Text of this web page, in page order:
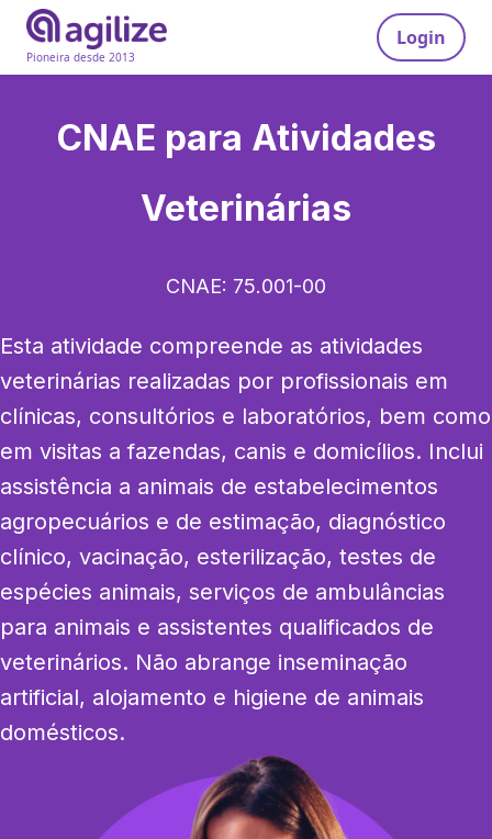
Pioneira desde 2013
Login
CNAE para Atividades
Veterinárias
CNAE: 75.001-00
Esta atividade compreende as atividades
veterinárias realizadas por profissionais em
clínicas, consultórios e laboratórios, bem como
em visitas a fazendas, canis e domicílios. Inclui
assistência a animais de estabelecimentos
agropecuários e de estimação, diagnóstico
clínico, vacinação, esterilização, testes de
espécies animais, serviços de ambulâncias
para animais e assistentes qualificados de
veterinários. Não abrange inseminação
artificial, alojamento e higiene de animais
domésticos.